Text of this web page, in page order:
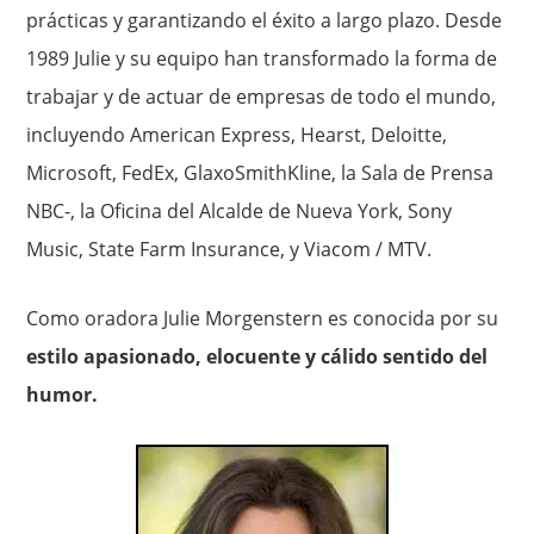
prácticas y garantizando el éxito a largo plazo. Desde
1989 Julie y su equipo han transformado la forma de
trabajar y de actuar de empresas de todo el mundo,
incluyendo American Express, Hearst, Deloitte,
Microsoft, FedEx, GlaxoSmithKline, la Sala de Prensa
NBC-, la Oficina del Alcalde de Nueva York, Sony
Music, State Farm Insurance, y Viacom / MTV.
Como oradora Julie Morgenstern es conocida por su
estilo apasionado, elocuente y cálido sentido del
humor.